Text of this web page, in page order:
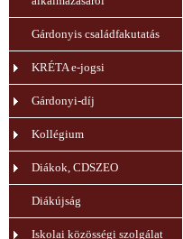
Gárdonyis családfakutatás
KRÉTA e-jogsi
Gárdonyi-díj
Kollégium
Diákok, CDSZEO
Diákújság
Iskolai közösségi szolgálat